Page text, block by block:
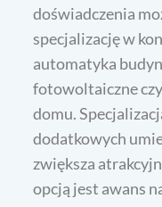
doświadczenia
specjalizację w
automatyka
fotowoltaiczne
domu.
dodatkowych
zwiększa
opcją jest awans